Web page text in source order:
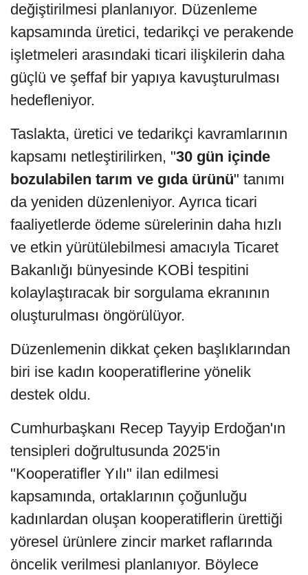
değiştirilmesi planlanıyor. Düzenleme
kapsamında üretici, tedarikçi ve perakende
işletmeleri arasındaki ticari ilişkilerin daha
güçlü ve şeffaf bir yapıya kavuşturulması
hedefleniyor.
Taslakta, üretici ve tedarikçi kavramlarının
kapsamı netleştirilirken, "30 gün içinde
bozulabilen tarım ve gıda ürünü" tanımı
da yeniden düzenleniyor. Ayrıca ticari
faaliyetlerde ödeme sürelerinin daha hızlı
ve etkin yürütülebilmesi amacıyla Ticaret
Bakanlığı bünyesinde KOBİ tespitini
kolaylaştıracak bir sorgulama ekranının
oluşturulması öngörülüyor.
Düzenlemenin dikkat çeken başlıklarından
biri ise kadın kooperatiflerine yönelik
destek oldu.
Cumhurbaşkanı Recep Tayyip Erdoğan'ın
tensipleri doğrultusunda 2025'in
"Kooperatifler Yılı" ilan edilmesi
kapsamında, ortaklarının çoğunluğu
kadınlardan oluşan kooperatiflerin ürettiği
yöresel ürünlere zincir market raflarında
öncelik verilmesi planlanıyor. Böylece